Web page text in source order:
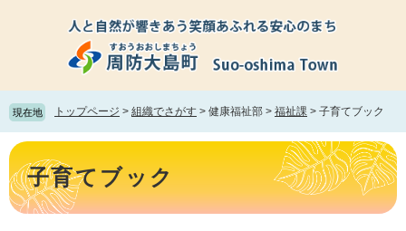
頭
で
す。
飛
ば
て
本
文
現在地 トップページ > 組織でさがす > 健康福祉部 > 福祉課 > 子育てブック
本
文 子育てブック